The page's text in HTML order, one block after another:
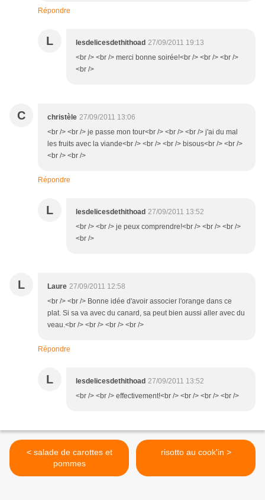
Répondre
L lesdelicesdethithoad 27/09/2011 19:13
<br /> <br /> merci bonne soirée!<br /> <br /> <br />
<br />
C christèle 27/09/2011 13:06
<br /> <br /> je passe mon tour<br /> <br /> <br /> j'ai du mal
les fruits avec la viande<br /> <br /> <br /> bisous<br /> <br />
<br /> <br />
Répondre
L lesdelicesdethithoad 27/09/2011 13:52
<br /> <br /> je peux comprendre!<br /> <br /> <br />
<br />
L Laure 27/09/2011 12:58
<br /> <br /> Bonne idée d'avoir associer l'orange dans ce
plat. Si sa va avec du canard, sa peut bien aussi aller avec du
veau.<br /> <br /> <br /> <br />
Répondre
L lesdelicesdethithoad 27/09/2011 13:52
<br /> <br /> effectivement!<br /> <br /> <br /> <br />
< salade de carottes et
pommes
risotto au cook'in >